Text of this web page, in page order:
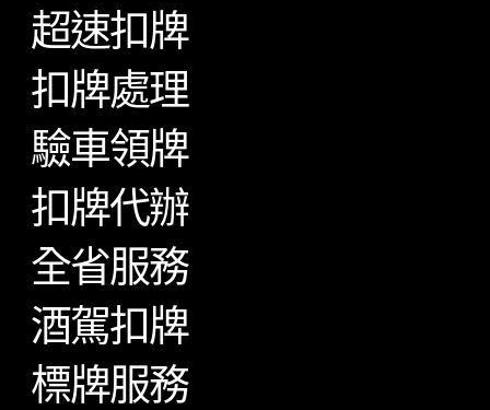
超速扣牌
扣牌處理
驗車領牌
扣牌代辦
全省服務
酒駕扣牌
標牌服務